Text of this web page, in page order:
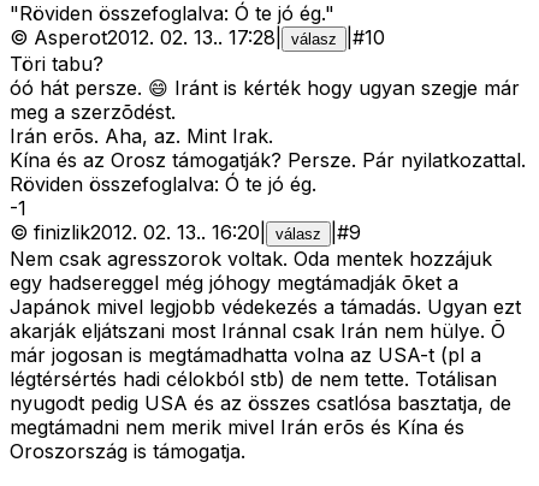
"Röviden összefoglalva: Ó te jó ég."
© Asperot2012. 02. 13.. 17:28 válasz #10
Töri tabu?
óó hát persze. 😄 Iránt is kérték hogy ugyan szegje már
meg a szerzõdést.
Irán erõs. Aha, az. Mint Irak.
Kína és az Orosz támogatják? Persze. Pár nyilatkozattal.
Röviden összefoglalva: Ó te jó ég.
-1
© finizlik2012. 02. 13.. 16:20 válasz #9
Nem csak agresszorok voltak. Oda mentek hozzájuk
egy hadsereggel még jóhogy megtámadják õket a
Japánok mivel legjobb védekezés a támadás. Ugyan ezt
akarják eljátszani most Iránnal csak Irán nem hülye. Õ
már jogosan is megtámadhatta volna az USA-t (pl a
légtérsértés hadi célokból stb) de nem tette. Totálisan
nyugodt pedig USA és az összes csatlósa basztatja, de
megtámadni nem merik mivel Irán erõs és Kína és
Oroszország is támogatja.